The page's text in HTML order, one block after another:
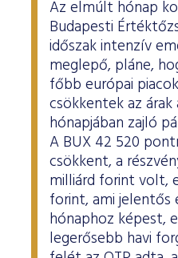
Az elmúlt hónap
Budapesti
időszak intenzív
meglepő, pláne,
főbb európai
csökkentek az
hónapjában zajló
A BUX 42 520
csökkent, a
milliárd forint volt,
forint, ami jelentős
hónaphoz képest,
legerősebb havi